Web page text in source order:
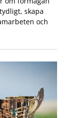
skapa
och